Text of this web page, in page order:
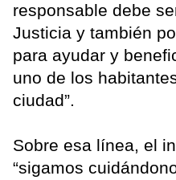
responsable debe
Justicia y también
para ayudar y
uno de los
ciudad”.
Sobre esa línea, el
“sigamos